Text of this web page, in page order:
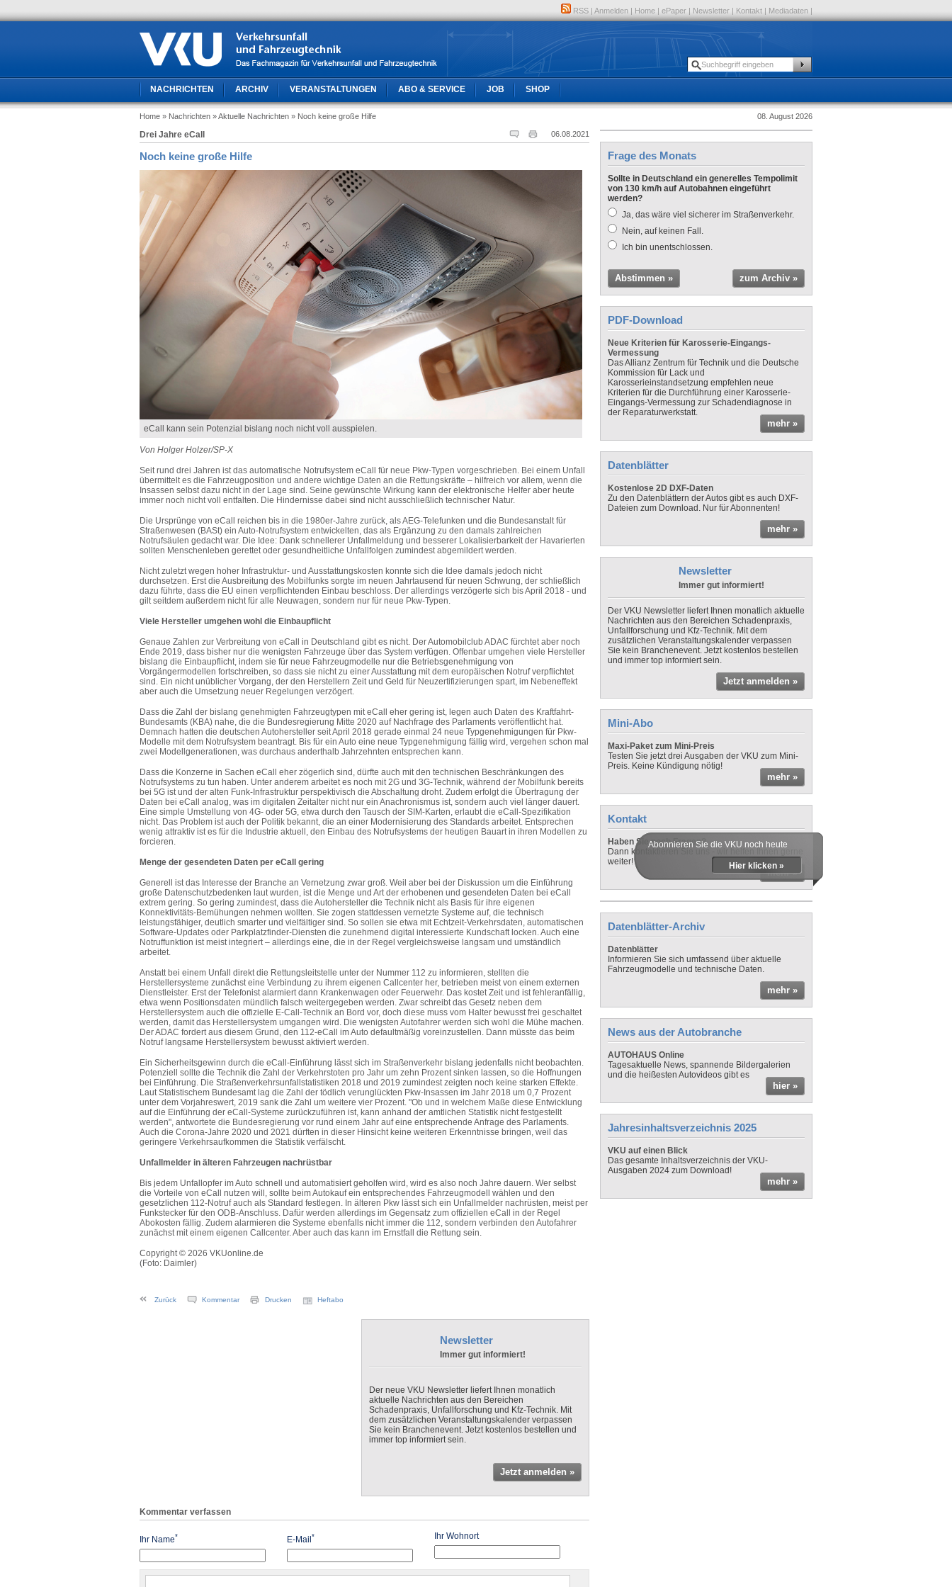
RSS | Anmelden | Home | ePaper | Newsletter | Kontakt | Mediadaten |
NACHRICHTEN ARCHIV VERANSTALTUNGEN ABO & SERVICE JOB SHOP
Home » Nachrichten » Aktuelle Nachrichten » Noch keine große Hilfe 08. August 2026
06.08.2021
Drei Jahre eCall
Noch keine große Hilfe
eCall kann sein Potenzial bislang noch nicht voll ausspielen.
Von Holger Holzer/SP-X
Seit rund drei Jahren ist das automatische Notrufsystem eCall für neue Pkw-Typen vorgeschrieben. Bei einem Unfall
übermittelt es die Fahrzeugposition und andere wichtige Daten an die Rettungskräfte – hilfreich vor allem, wenn die
Insassen selbst dazu nicht in der Lage sind. Seine gewünschte Wirkung kann der elektronische Helfer aber heute
immer noch nicht voll entfalten. Die Hindernisse dabei sind nicht ausschließlich technischer Natur.
Die Ursprünge von eCall reichen bis in die 1980er-Jahre zurück, als AEG-Telefunken und die Bundesanstalt für
Straßenwesen (BASt) ein Auto-Notrufsystem entwickelten, das als Ergänzung zu den damals zahlreichen
Notrufsäulen gedacht war. Die Idee: Dank schnellerer Unfallmeldung und besserer Lokalisierbarkeit der Havarierten
sollten Menschenleben gerettet oder gesundheitliche Unfallfolgen zumindest abgemildert werden.
Nicht zuletzt wegen hoher Infrastruktur- und Ausstattungskosten konnte sich die Idee damals jedoch nicht
durchsetzen. Erst die Ausbreitung des Mobilfunks sorgte im neuen Jahrtausend für neuen Schwung, der schließlich
dazu führte, dass die EU einen verpflichtenden Einbau beschloss. Der allerdings verzögerte sich bis April 2018 - und
gilt seitdem außerdem nicht für alle Neuwagen, sondern nur für neue Pkw-Typen.
Viele Hersteller umgehen wohl die Einbaupflicht
Genaue Zahlen zur Verbreitung von eCall in Deutschland gibt es nicht. Der Automobilclub ADAC fürchtet aber noch
Ende 2019, dass bisher nur die wenigsten Fahrzeuge über das System verfügen. Offenbar umgehen viele Hersteller
bislang die Einbaupflicht, indem sie für neue Fahrzeugmodelle nur die Betriebsgenehmigung von
Vorgängermodellen fortschreiben, so dass sie nicht zu einer Ausstattung mit dem europäischen Notruf verpflichtet
sind. Ein nicht unüblicher Vorgang, der den Herstellern Zeit und Geld für Neuzertifizierungen spart, im Nebeneffekt
aber auch die Umsetzung neuer Regelungen verzögert.
Dass die Zahl der bislang genehmigten Fahrzeugtypen mit eCall eher gering ist, legen auch Daten des Kraftfahrt-
Bundesamts (KBA) nahe, die die Bundesregierung Mitte 2020 auf Nachfrage des Parlaments veröffentlicht hat.
Demnach hatten die deutschen Autohersteller seit April 2018 gerade einmal 24 neue Typgenehmigungen für Pkw-
Modelle mit dem Notrufsystem beantragt. Bis für ein Auto eine neue Typgenehmigung fällig wird, vergehen schon mal
zwei Modellgenerationen, was durchaus anderthalb Jahrzehnten entsprechen kann.
Dass die Konzerne in Sachen eCall eher zögerlich sind, dürfte auch mit den technischen Beschränkungen des
Notrufsystems zu tun haben. Unter anderem arbeitet es noch mit 2G und 3G-Technik, während der Mobilfunk bereits
bei 5G ist und der alten Funk-Infrastruktur perspektivisch die Abschaltung droht. Zudem erfolgt die Übertragung der
Daten bei eCall analog, was im digitalen Zeitalter nicht nur ein Anachronismus ist, sondern auch viel länger dauert.
Eine simple Umstellung von 4G- oder 5G, etwa durch den Tausch der SIM-Karten, erlaubt die eCall-Spezifikation
nicht. Das Problem ist auch der Politik bekannt, die an einer Modernisierung des Standards arbeitet. Entsprechen
wenig attraktiv ist es für die Industrie aktuell, den Einbau des Notrufsystems der heutigen Bauart in ihren Modellen zu
forcieren.
Menge der gesendeten Daten per eCall gering
Generell ist das Interesse der Branche an Vernetzung zwar groß. Weil aber bei der Diskussion um die Einführung
große Datenschutzbedenken laut wurden, ist die Menge und Art der erhobenen und gesendeten Daten bei eCall
extrem gering. So gering zumindest, dass die Autohersteller die Technik nicht als Basis für ihre eigenen
Konnektivitäts-Bemühungen nehmen wollten. Sie zogen stattdessen vernetzte Systeme auf, die technisch
leistungsfähiger, deutlich smarter und vielfältiger sind. So sollen sie etwa mit Echtzeit-Verkehrsdaten, automatischen
Software-Updates oder Parkplatzfinder-Diensten die zunehmend digital interessierte Kundschaft locken. Auch eine
Notruffunktion ist meist integriert – allerdings eine, die in der Regel vergleichsweise langsam und umständlich
arbeitet.
Anstatt bei einem Unfall direkt die Rettungsleitstelle unter der Nummer 112 zu informieren, stellten die
Herstellersysteme zunächst eine Verbindung zu ihrem eigenen Callcenter her, betrieben meist von einem externen
Dienstleister. Erst der Telefonist alarmiert dann Krankenwagen oder Feuerwehr. Das kostet Zeit und ist fehleranfällig,
etwa wenn Positionsdaten mündlich falsch weitergegeben werden. Zwar schreibt das Gesetz neben dem
Herstellersystem auch die offizielle E-Call-Technik an Bord vor, doch diese muss vom Halter bewusst frei geschaltet
werden, damit das Herstellersystem umgangen wird. Die wenigsten Autofahrer werden sich wohl die Mühe machen.
Der ADAC fordert aus diesem Grund, den 112-eCall im Auto defaultmäßig voreinzustellen. Dann müsste das beim
Notruf langsame Herstellersystem bewusst aktiviert werden.
Ein Sicherheitsgewinn durch die eCall-Einführung lässt sich im Straßenverkehr bislang jedenfalls nicht beobachten.
Potenziell sollte die Technik die Zahl der Verkehrstoten pro Jahr um zehn Prozent sinken lassen, so die Hoffnungen
bei Einführung. Die Straßenverkehrsunfallstatistiken 2018 und 2019 zumindest zeigten noch keine starken Effekte.
Laut Statistischem Bundesamt lag die Zahl der tödlich verunglückten Pkw-Insassen im Jahr 2018 um 0,7 Prozent
unter dem Vorjahreswert, 2019 sank die Zahl um weitere vier Prozent. "Ob und in welchem Maße diese Entwicklung
auf die Einführung der eCall-Systeme zurückzuführen ist, kann anhand der amtlichen Statistik nicht festgestellt
werden", antwortete die Bundesregierung vor rund einem Jahr auf eine entsprechende Anfrage des Parlaments.
Auch die Corona-Jahre 2020 und 2021 dürften in dieser Hinsicht keine weiteren Erkenntnisse bringen, weil das
geringere Verkehrsaufkommen die Statistik verfälscht.
Unfallmelder in älteren Fahrzeugen nachrüstbar
Bis jedem Unfallopfer im Auto schnell und automatisiert geholfen wird, wird es also noch Jahre dauern. Wer selbst
die Vorteile von eCall nutzen will, sollte beim Autokauf ein entsprechendes Fahrzeugmodell wählen und den
gesetzlichen 112-Notruf auch als Standard festlegen. In älteren Pkw lässt sich ein Unfallmelder nachrüsten, meist per
Funkstecker für den ODB-Anschluss. Dafür werden allerdings im Gegensatz zum offiziellen eCall in der Regel
Abokosten fällig. Zudem alarmieren die Systeme ebenfalls nicht immer die 112, sondern verbinden den Autofahrer
zunächst mit einem eigenen Callcenter. Aber auch das kann im Ernstfall die Rettung sein.
Copyright © 2026 VKUonline.de
(Foto: Daimler)
Zurück Kommentar Drucken Heftabo
Newsletter
Immer gut informiert!
Der neue VKU Newsletter liefert Ihnen monatlich
aktuelle Nachrichten aus den Bereichen
Schadenpraxis, Unfallforschung und Kfz-Technik. Mit
dem zusätzlichen Veranstaltungskalender verpassen
Sie kein Branchenevent. Jetzt kostenlos bestellen und
immer top informiert sein.
Jetzt anmelden »
Kommentar verfassen
Ihr Name* E-Mail* Ihr Wohnort
Frage des Monats
Sollte in Deutschland ein generelles Tempolimit
von 130 km/h auf Autobahnen eingeführt
werden?
Ja, das wäre viel sicherer im Straßenverkehr.
Nein, auf keinen Fall.
Ich bin unentschlossen.
Abstimmen » zum Archiv »
PDF-Download
Neue Kriterien für Karosserie-Eingangs-
Vermessung
Das Allianz Zentrum für Technik und die Deutsche
Kommission für Lack und
Karosserieinstandsetzung empfehlen neue
Kriterien für die Durchführung einer Karosserie-
Eingangs-Vermessung zur Schadendiagnose in
der Reparaturwerkstatt.
mehr »
Datenblätter
Kostenlose 2D DXF-Daten
Zu den Datenblättern der Autos gibt es auch DXF-
Dateien zum Download. Nur für Abonnenten!
mehr »
Newsletter
Immer gut informiert!
Der VKU Newsletter liefert Ihnen monatlich aktuelle
Nachrichten aus den Bereichen Schadenpraxis,
Unfallforschung und Kfz-Technik. Mit dem
zusätzlichen Veranstaltungskalender verpassen
Sie kein Branchenevent. Jetzt kostenlos bestellen
und immer top informiert sein.
Jetzt anmelden »
Mini-Abo
Maxi-Paket zum Mini-Preis
Testen Sie jetzt drei Ausgaben der VKU zum Mini-
Preis. Keine Kündigung nötig!
mehr »
Kontakt
Haben Sie noch Fragen?
Dann kontaktieren Sie uns - wir helfen Ihnen gerne
weiter!
mehr »
Abonnieren Sie die VKU noch heute
Hier klicken »
Datenblätter-Archiv
Datenblätter
Informieren Sie sich umfassend über aktuelle
Fahrzeugmodelle und technische Daten.
mehr »
News aus der Autobranche
AUTOHAUS Online
Tagesaktuelle News, spannende Bildergalerien
und die heißesten Autovideos gibt es
hier »
Jahresinhaltsverzeichnis 2025
VKU auf einen Blick
Das gesamte Inhaltsverzeichnis der VKU-
Ausgaben 2024 zum Download!
mehr »